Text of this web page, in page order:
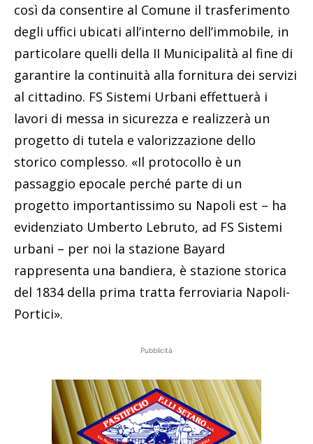
così da consentire al Comune il trasferimento
degli uffici ubicati all’interno dell’immobile, in
particolare quelli della II Municipalità al fine di
garantire la continuità alla fornitura dei servizi
al cittadino. FS Sistemi Urbani effettuerà i
lavori di messa in sicurezza e realizzerà un
progetto di tutela e valorizzazione dello
storico complesso. «Il protocollo è un
passaggio epocale perché parte di un
progetto importantissimo su Napoli est – ha
evidenziato Umberto Lebruto, ad FS Sistemi
urbani – per noi la stazione Bayard
rappresenta una bandiera, è stazione storica
del 1834 della prima tratta ferroviaria Napoli-
Portici».
Pubblicità